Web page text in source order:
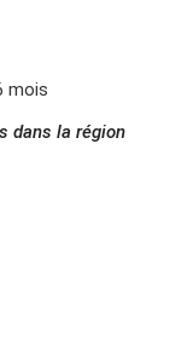
dans la région